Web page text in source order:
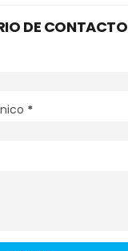
DE CONTACTO
*